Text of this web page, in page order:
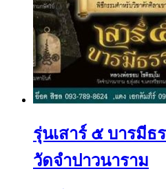
รุ่นเสาร์ ๕ บารมีธ
วัดจำปาวนาราม